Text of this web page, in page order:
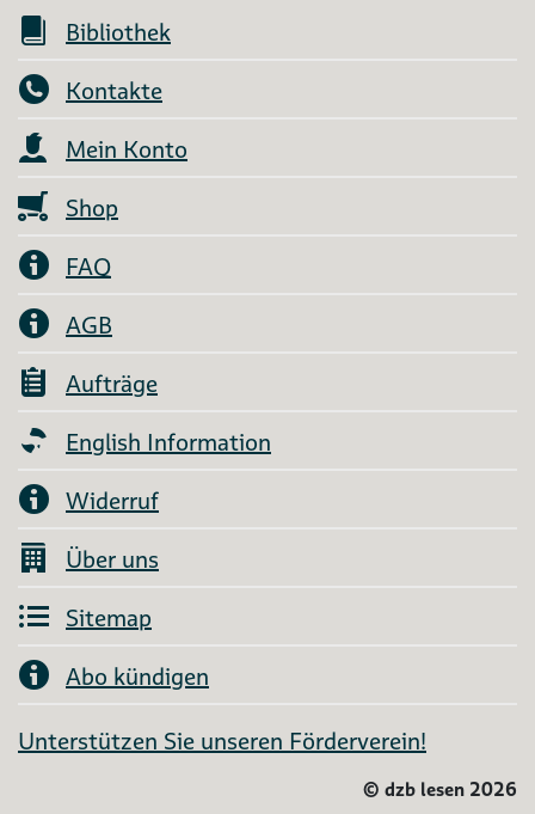
Bibliothek
Kontakte
Mein Konto
Shop
FAQ
AGB
Aufträge
English Information
Widerruf
Über uns
Sitemap
Abo kündigen
Unterstützen Sie unseren Förderverein!
© dzb lesen 2026